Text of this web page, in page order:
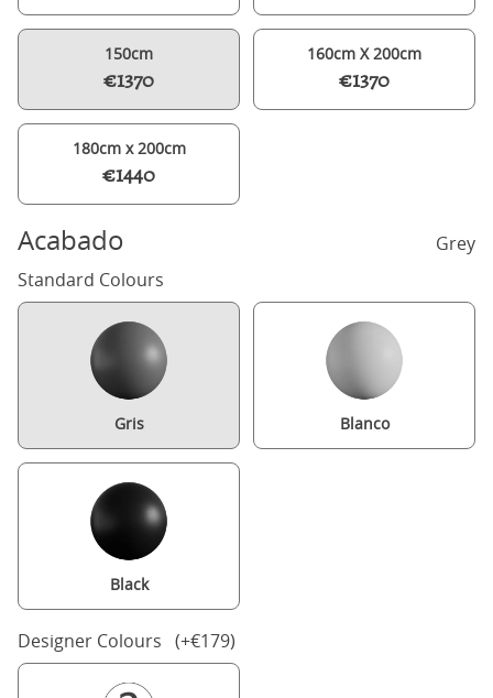
150cm
€1370
160cm X 200cm
€1370
180cm x 200cm
€1440
Acabado
Grey
Standard Colours
Gris Blanco
Black
Designer Colours (+€179)